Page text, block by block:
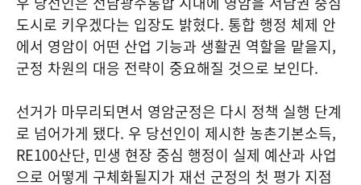
도시로 키우겠다는 입장도 밝혔다. 통합 행정 체제 안
에서 영암이 어떤 산업 기능과 생활권 역할을 맡을지,
군정 차원의 대응 전략이 중요해질 것으로 보인다.
선거가 마무리되면서 영암군정은 다시 정책 실행 단계
로 넘어가게 됐다. 우 당선인이 제시한 농촌기본소득,
RE100산단, 민생 현장 중심 행정이 실제 예산과 사업
으로 어떻게 구체화될지가 재선 군정의 첫 평가 지점